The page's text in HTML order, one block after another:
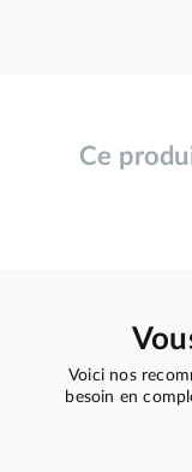
Ce
Voici nos
besoin en